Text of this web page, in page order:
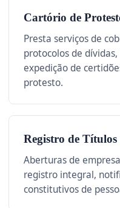
Cartório de
Presta serviços de
protocolos de
expedição de
protesto.
Registro de Títulos
Aberturas de
registro integral,
constitutivos de